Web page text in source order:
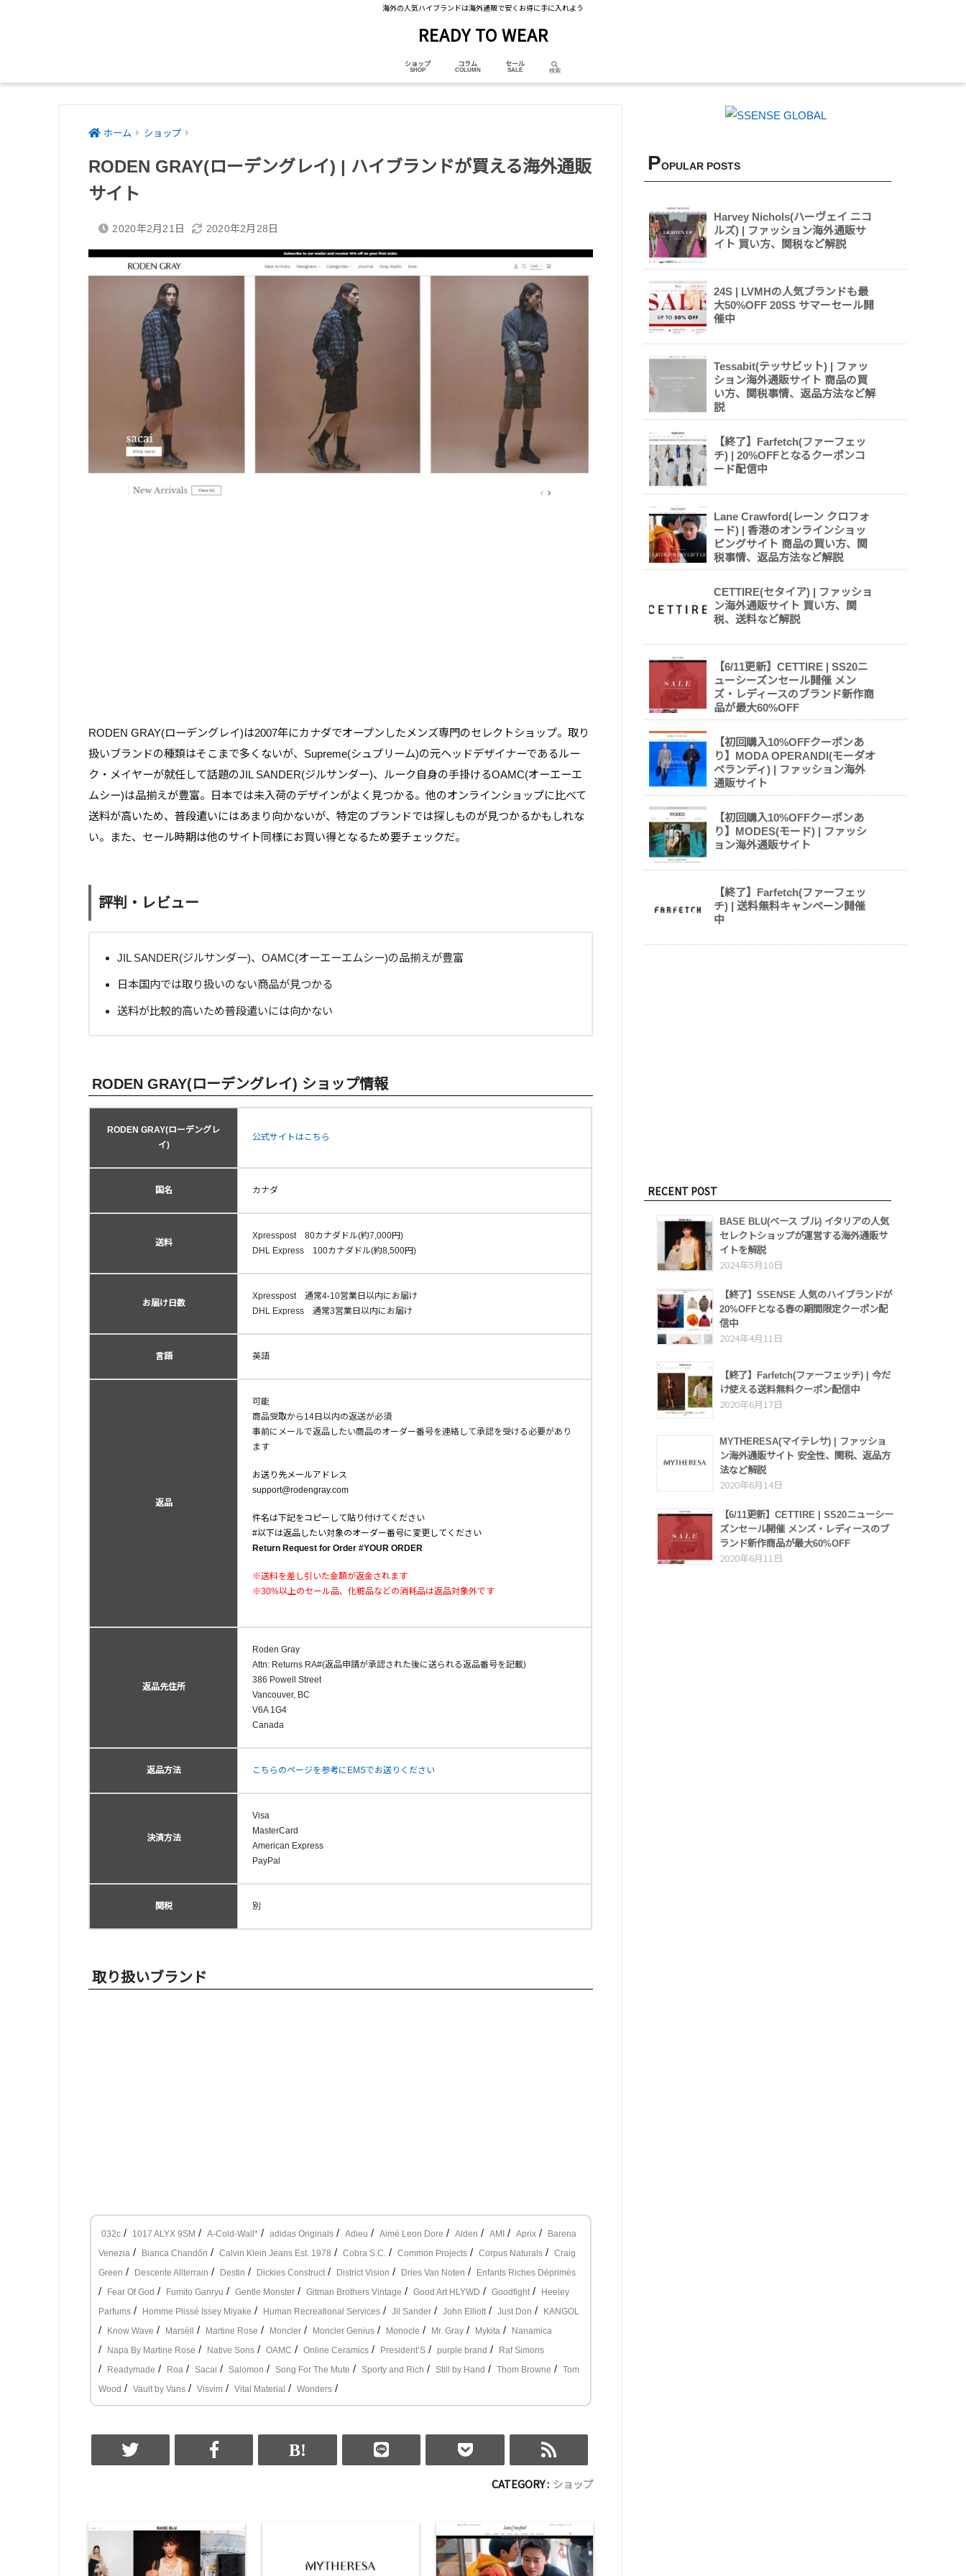
海外の人気ハイブランドは海外通販で安くお得に手に入れよう
READY TO WEAR
ショップ コラム セール
ホーム ショップ
RODEN GRAY(ローデングレイ) | ハイブランドが買える海外通販
サイト
2020年2月21日 2020年2月28日
RODEN GRAY(ローデングレイ)は2007年にカナダでオープンしたメンズ専門のセレクトショップ。取り
扱いブランドの種類はそこまで多くないが、Supreme(シュプリーム)の元ヘッドデザイナーであるルー
ク・メイヤーが就任して話題のJIL SANDER(ジルサンダー)、ルーク自身の手掛けるOAMC(オーエーエ
ムシー)は品揃えが豊富。日本では未入荷のデザインがよく見つかる。他のオンラインショップに比べて
送料が高いため、普段遣いにはあまり向かないが、特定のブランドでは探しものが見つかるかもしれな
い。また、セール時期は他のサイト同様にお買い得となるため要チェックだ。
評判・レビュー
JIL SANDER(ジルサンダー)、OAMC(オーエーエムシー)の品揃えが豊富
日本国内では取り扱いのない商品が見つかる
送料が比較的高いため普段遣いには向かない
RODEN GRAY(ローデングレイ) ショップ情報
RODEN GRAY(ローデングレ
イ)
公式サイトはこちら
国名 カナダ
送料
Xpresspost 80カナダドル(約7,000円)
DHL Express 100カナダドル(約8,500円)
お届け日数
Xpresspost 通常4-10営業日以内にお届け
DHL Express 通常3営業日以内にお届け
言語 英語
返品
可能
商品受取から14日以内の返送が必須
事前にメールで返品したい商品のオーダー番号を連絡して承認を受ける必要があり
ます
お送り先メールアドレス
support@rodengray.com
件名は下記をコピーして貼り付けてください
#以下は返品したい対象のオーダー番号に変更してください
Return Request for Order #YOUR ORDER
※送料を差し引いた金額が返金されます
※30%以上のセール品、化粧品などの消耗品は返品対象外です
返品先住所
Roden Gray
Attn: Returns RA#(返品申請が承認された後に送られる返品番号を記載)
386 Powell Street
Vancouver, BC
V6A 1G4
Canada
返品方法 こちらのページを参考にEMSでお送りください
決済方法
Visa
MasterCard
American Express
PayPal
関税 別
取り扱いブランド
032c/ 1017 ALYX 9SM / A-Cold-Wall*/ adidas Originals/ Adieu / Aimé Leon Dore / Alden / AMI / Aprix/
Barena
Venezia / Bianca Chandôn / Calvin Klein Jeans Est. 1978 / Cobra S.C. / Common Projects/ Corpus Naturals/ Craig
Green / Descente Allterrain / Destin / Dickies Construct/ District Vision / Dries Van Noten / Enfants Riches Déprimés
/ Fear Of God / Fumito Ganryu / Gentle Monster/ Gitman Brothers Vintage / Good Art HLYWD / Goodfight/
Heeley
Parfums/ Homme Plissé Issey Miyake / Human Recreational Services/ Jil Sander/ John Elliott/ Just Don / KANGOL
/ Know Wave / Marsèll / Martine Rose / Moncler/ Moncler Genius/ Monocle / Mr. Gray/ Mykita / Nanamica
/ Napa By Martine Rose / Native Sons/ OAMC / Online Ceramics/ President’S/ purple brand / Raf Simons
/ Readymade / Roa / Sacai / Salomon / Song For The Mute / Sporty and Rich / Still by Hand / Thom Browne / Tom
Wood / Vault by Vans/ Visvim/ Vital Material / Wonders/
CATEGORY : ショップ
POPULAR POSTS
Harvey Nichols(ハーヴェイ ニコ
ルズ) | ファッション海外通販サ
イト 買い方、関税など解説
24S | LVMHの人気ブランドも最
大50%OFF 20SS サマーセール開
催中
Tessabit(テッサビット) | ファッ
ション海外通販サイト 商品の買
い方、関税事情、返品方法など解
説
【終了】Farfetch(ファーフェッ
チ) | 20%OFFとなるクーポンコ
ード配信中
Lane Crawford(レーン クロフォ
ード) | 香港のオンラインショッ
ピングサイト 商品の買い方、関
税事情、返品方法など解説
CETTIRE(セタイア) | ファッショ
ン海外通販サイト 買い方、関
税、送料など解説
【6/11更新】CETTIRE | SS20ニ
ューシーズンセール開催 メン
ズ・レディースのブランド新作商
品が最大60%OFF
【初回購入10%OFFクーポンあ
り】MODA OPERANDI(モーダオ
ペランディ) | ファッション海外
通販サイト
【初回購入10%OFFクーポンあ
り】MODES(モード) | ファッシ
ョン海外通販サイト
【終了】Farfetch(ファーフェッ
チ) | 送料無料キャンペーン開催
中
RECENT POST
BASE BLU(ベース ブル) イタリアの人気
セレクトショップが運営する海外通販サ
イトを解説
2024年5月10日
【終了】SSENSE 人気のハイブランドが
20%OFFとなる春の期間限定クーポン配
信中
2024年4月11日
【終了】Farfetch(ファーフェッチ) | 今だ
け使える送料無料クーポン配信中
2020年6月17日
MYTHERESA(マイテレサ) | ファッショ
ン海外通販サイト 安全性、関税、返品方
法など解説
2020年6月14日
【6/11更新】CETTIRE | SS20ニューシー
ズンセール開催 メンズ・レディースのブ
ランド新作商品が最大60%OFF
2020年6月11日